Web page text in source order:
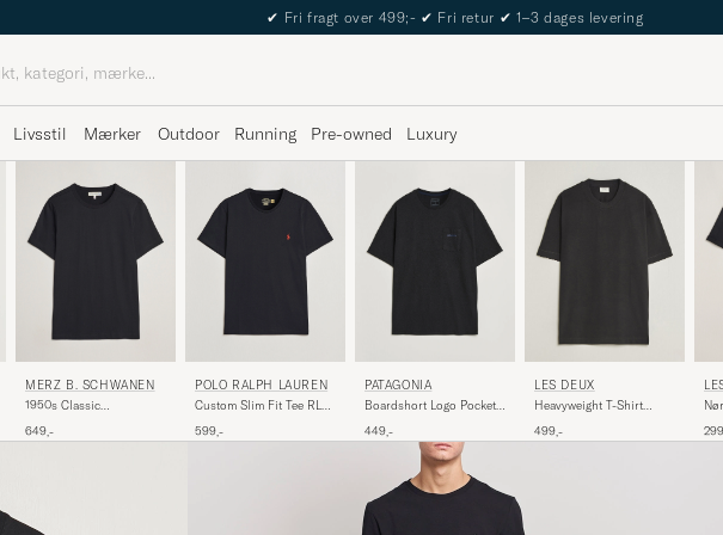
The Care of Carl Passport
Livsstil Mærker Outdoor Running Pre-owned Luxury
MERZ B. SCHWANEN
1950s Classic
Black
649,-
POLO RALPH LAUREN
Custom Slim Fit Tee RL
599,-
PATAGONIA
Boardshort Logo Pocket
Black
449,-
LES DEUX
Heavyweight T-Shirt
499,-